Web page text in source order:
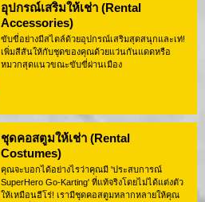
อุปกรณ์เสริมให้เช่า (Rental
Accessories)
ขับขี่อย่างมีสไตล์ด้วยอุปกรณ์เสริมสุดสนุกและเท่!
เพิ่มสีสันให้กับชุดของคุณด้วยแว่นกันแดดหรือ
หมวกสุดแนวขณะขับขี่ผ่านเมือง
ชุดคอสตูมให้เช่า (Rental
Costumes)
คุณจะบอกได้อย่างไรว่าคุณมี 'ประสบการณ์
SuperHero Go-Karting' ที่แท้จริงโดยไม่ได้แต่งตัว
ให้เหมือนฮีโร่! เรามีชุดคอสตูมหลากหลายให้คุณ